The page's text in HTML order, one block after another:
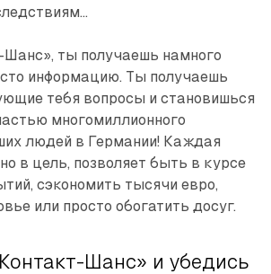
Шанс», ты получаешь намного
информацию. Ты получаешь
тебя вопросы и становишься
многомиллионного
людей в Германии! Каждая
в цель, позволяет быть в курсе
сэкономить тысячи евро,
или просто обогатить досуг.
Шанс» и убедись